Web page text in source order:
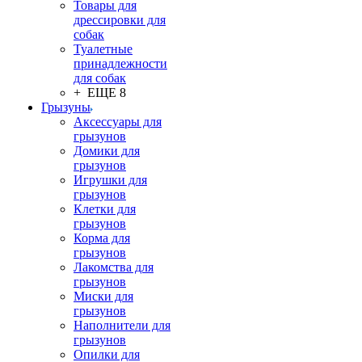
Товары для
дрессировки для
собак
Туалетные
принадлежности
для собак
+ ЕЩЕ 8
Грызуны
Аксессуары для
грызунов
Домики для
грызунов
Игрушки для
грызунов
Клетки для
грызунов
Корма для
грызунов
Лакомства для
грызунов
Миски для
грызунов
Наполнители для
грызунов
Опилки для